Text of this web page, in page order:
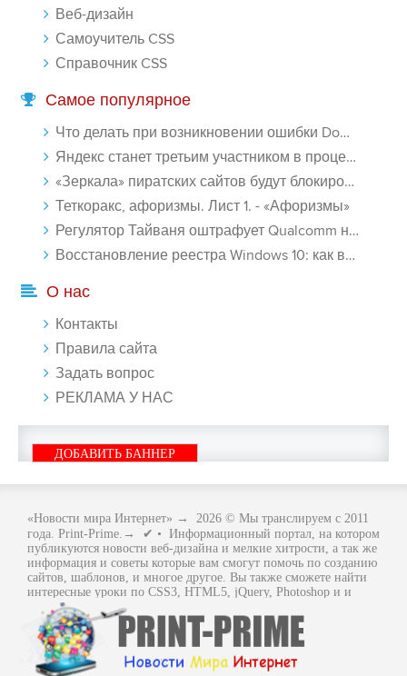
Веб-дизайн
Самоучитель CSS
Справочник CSS
Самое популярное
Что делать при возникновении ошибки Download interrupted в Chrome - «Windows»
Яндекс станет третьим участником в процессе ФАС против Google - «Интернет»
«Зеркала» пиратских сайтов будут блокироваться! - «Интернет»
Теткоракс, афоризмы. Лист 1. - «Афоризмы»
Регулятор Тайваня оштрафует Qualcomm на $774 млн - «Новости сети»
Восстановление реестра Windows 10: как восстановить реестр Виндовс 10 - «Windows»
О нас
Контакты
Правила сайта
Задать вопрос
РЕКЛАМА У НАС
ДОБАВИТЬ БАННЕР
«Новости мира Интернет» → 2026 © Мы транслируем с 2011
года. Print-Prime.→ ✔ • Информационный портал, на котором
публикуются новости веб-дизайна и мелкие хитрости, а так же
информация и советы которые вам смогут помочь по созданию
сайтов, шаблонов, и многое другое. Вы также сможете найти
интересные уроки по CSS3, HTML5, jQuery, Photoshop и и
многое другое, интересное, с интернет мира. Вся информация
размещенная на сайте предназначена исключительно в
ознакомительных целях и ошибки в учении не кто не отменял
.. Как говориться - "Не бойся, когда не знаешь: страшно, когда
знать не хочется.